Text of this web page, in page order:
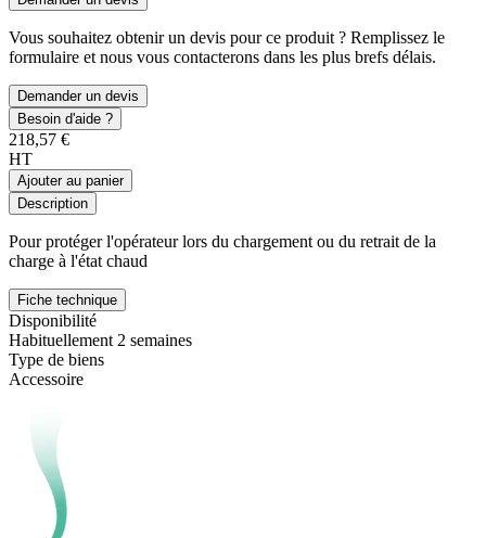
Vous souhaitez obtenir un devis pour ce produit ? Remplissez le
formulaire et nous vous contacterons dans les plus brefs délais.
Demander un devis
Besoin d'aide ?
218,57 €
HT
Ajouter au panier
Description
Pour protéger l'opérateur lors du chargement ou du retrait de la
charge à l'état chaud
Fiche technique
Disponibilité
Habituellement 2 semaines
Type de biens
Accessoire